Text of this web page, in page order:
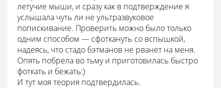
летучие мыши, и сразу как в подтверждение я
услышала чуть ли не ультразвуковое
попискивание. Проверить можно было только
одним способом — сфоткануть со вспышкой,
надеясь, что стадо бэтманов не рванет на меня.
Опять побрела во тьму и приготовилась быстро
фоткать и бежать:)
И тут моя теория подтвердилась.